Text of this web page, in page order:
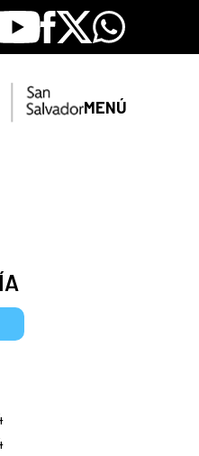
Facebook
X Whatsapp
MENÚ